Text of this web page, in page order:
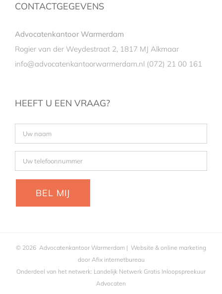
CONTACTGEGEVENS
Advocatenkantoor Warmerdam
Rogier van der Weydestraat 2, 1817 MJ Alkmaar
info@advocatenkantoorwarmerdam.nl (072) 21 00 161
HEEFT U EEN VRAAG?
© 2026 Advocatenkantoor Warmerdam | Website & online marketing
door Afix internetbureau
Onderdeel van het netwerk: Landelijk Netwerk Gratis Inloopspreekuur
Advocaten